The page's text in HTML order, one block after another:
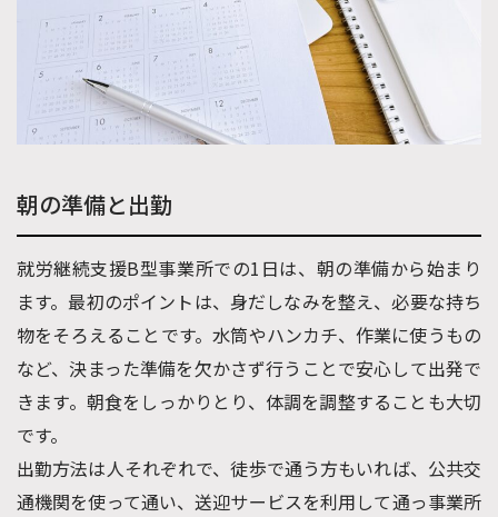
朝の準備と出勤
就労継続支援B型事業所での1日は、朝の準備から始まり
ます。最初のポイントは、身だしなみを整え、必要な持ち
物をそろえることです。水筒やハンカチ、作業に使うもの
など、決まった準備を欠かさず行うことで安心して出発で
きます。朝食をしっかりとり、体調を調整することも大切
です。
出勤方法は人それぞれで、徒歩で通う方もいれば、公共交
通機関を使って通い、送迎サービスを利用して通っ事業所